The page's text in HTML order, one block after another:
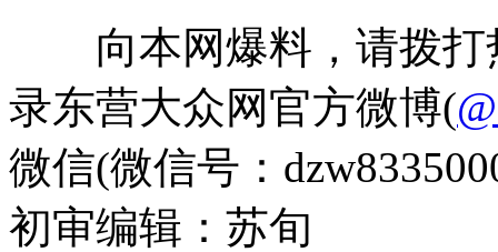
向本网爆料，请拨打
录东营大众网官方微博(
微信(微信号：
初审编辑：苏旬